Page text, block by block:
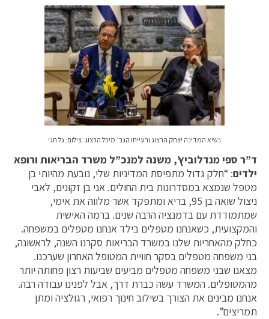
נשיא המדינה יצחק הרצוג ורעייתו הגב’ מיכל הרצוג. צילום: גל חגי
ד”ר ספי מנדלוביץ’, משנה למנכ”ל משרד הבריאות ורופא
ילדים: “חלק גדול מתפיסת המדיניות שלי, נובעת מהיותי בן
מטפל שנמצא במסדרונות בית החולים. אני בן זקונים, לאבי
ניצול שואה בן 95, בריא ומתפקד אשר מלווה את אימי,
שמתמודדת עם בדמנציה הרבה שנים. ברמה האישית
והמקצועית, כשאנחנו מטפלים בילד אנחנו מטפלים במשפחה.
כחלק מהאחריות שלנו במשרד הבריאות סקרנו השנה, לראשונה,
בני משפחה מטפלים בסקר חוויית המטופל האחרון שערכנו.
מצאנו שבני משפחה מטפלים מביעים שביעות רצון פחותה יותר
מהמטופלים. המשרד עשה כברת דרך, אבל לפנינו עבודה רבה.
אנחנו מבינים את הצורך בשילוב חינוך רפואי, רגולציה ומתן
תמריצים”.